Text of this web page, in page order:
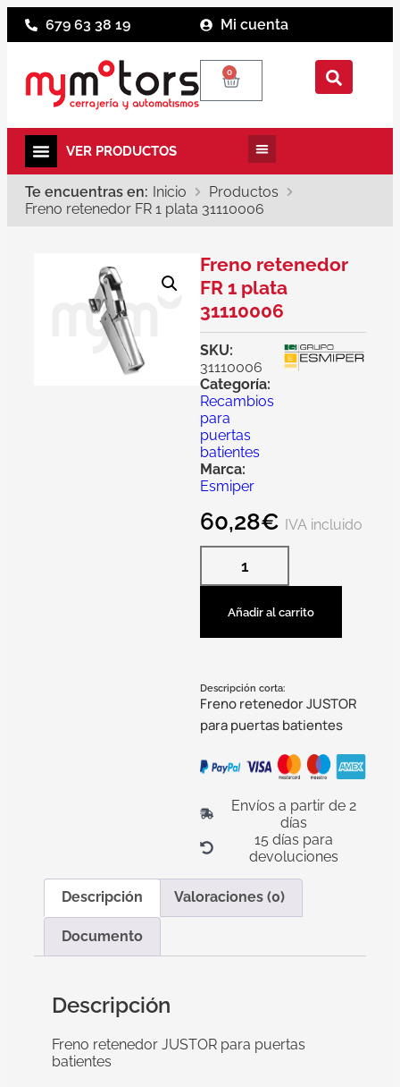
679 63 38 19 Mi cuenta
0
Te encuentras en: Inicio
Productos
Freno retenedor FR 1 plata 31110006
Freno retenedor
FR 1 plata
31110006
SKU:
31110006
Categoría:
Recambios
para
puertas
batientes
Marca:
Esmiper
60,28€ IVA incluido
Añadir al carrito
Descripción corta:
Freno retenedor JUSTOR
para puertas batientes
Envíos a partir de 2
días
15 días para
devoluciones
Descripción Valoraciones (0)
Documento
Descripción
Freno retenedor JUSTOR para puertas
batientes